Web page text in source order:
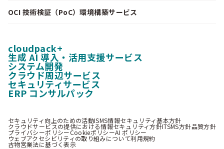
OCI 技術検証（PoC）環境構築サービス
cloudpack+
生成 AI 導入・活用支援サービス
システム開発
クラウド周辺サービス
セキュリティサービス
ERP コンサルパック
セキュリティ向上のための活動ISMS情報セキュリティ基本方針
クラウドサービスの提供における情報セキュリティ方針ITSMS方針品質方針
プライバシーポリシーCookieポリシーAI ポリシー
ウェブアクセシビリティの取り組みについて利用規約
古物営業法に基づく表示